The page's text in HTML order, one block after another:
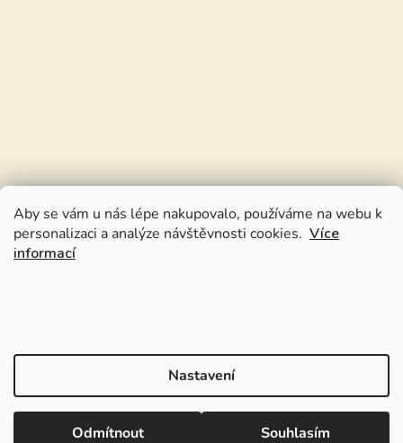
Aby se vám u nás lépe nakupovalo, používáme na webu k
personalizaci a analýze návštěvnosti cookies. Více
informací
Nastavení
Odmítnout Souhlasím